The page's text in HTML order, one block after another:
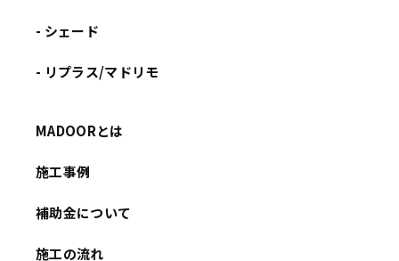
- シェード
- リプラス/マドリモ
MADOORとは
施工事例
補助金について
施工の流れ